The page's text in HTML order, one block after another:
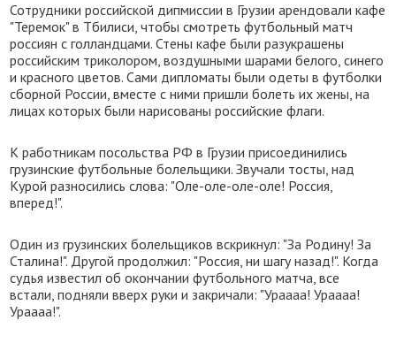
Сотрудники российской дипмиссии в Грузии арендовали кафе
"Теремок" в Тбилиси, чтобы смотреть футбольный матч
россиян с голландцами. Стены кафе были разукрашены
российским триколором, воздушными шарами белого, синего
и красного цветов. Сами дипломаты были одеты в футболки
сборной России, вместе с ними пришли болеть их жены, на
лицах которых были нарисованы российские флаги.
К работникам посольства РФ в Грузии присоединились
грузинские футбольные болельщики. Звучали тосты, над
Курой разносились слова: "Оле-оле-оле-оле! Россия,
вперед!".
Один из грузинских болельщиков вскрикнул: "За Родину! За
Сталина!". Другой продолжил: "Россия, ни шагу назад!". Когда
судья известил об окончании футбольного матча, все
встали, подняли вверх руки и закричали: "Ураааа! Ураааа!
Ураааа!".